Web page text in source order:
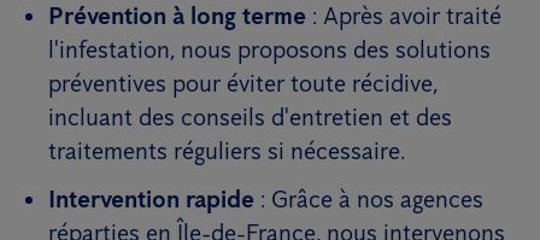
Prévention à long terme : Après avoir traité
l'infestation, nous proposons des solutions
préventives pour éviter toute récidive,
incluant des conseils d'entretien et des
traitements réguliers si nécessaire.
Intervention rapide : Grâce à nos agences
réparties en Île-de-France, nous intervenons